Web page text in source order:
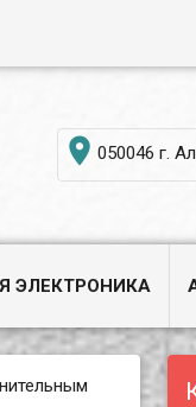
 050046 г.
ЭЛЕКТРОНИКА